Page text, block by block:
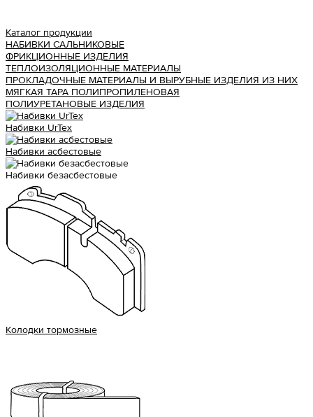
Каталог продукции
НАБИВКИ САЛЬНИКОВЫЕ
ФРИКЦИОННЫЕ ИЗДЕЛИЯ
ТЕПЛОИЗОЛЯЦИОННЫЕ МАТЕРИАЛЫ
ПРОКЛАДОЧНЫЕ МАТЕРИАЛЫ И ВЫРУБНЫЕ ИЗДЕЛИЯ ИЗ НИХ
МЯГКАЯ ТАРА ПОЛИПРОПИЛЕНОВАЯ
ПОЛИУРЕТАНОВЫЕ ИЗДЕЛИЯ
Набивки UrTex
Набивки асбестовые
Набивки безасбестовые
Колодки тормозные